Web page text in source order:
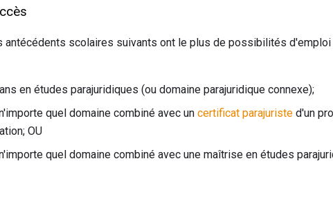
antécédents scolaires suivants ont le plus de possibilités
en études parajuridiques (ou domaine parajuridique connexe);
quel domaine combiné avec un certificat parajuriste d'un
OU
quel domaine combiné avec une maîtrise en études